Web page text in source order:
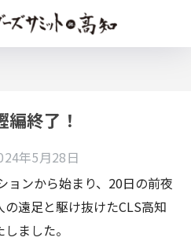
終了！
年5月28日
ョンから始まり、20日の前夜
遠足と駆け抜けたCLS高知
ました。